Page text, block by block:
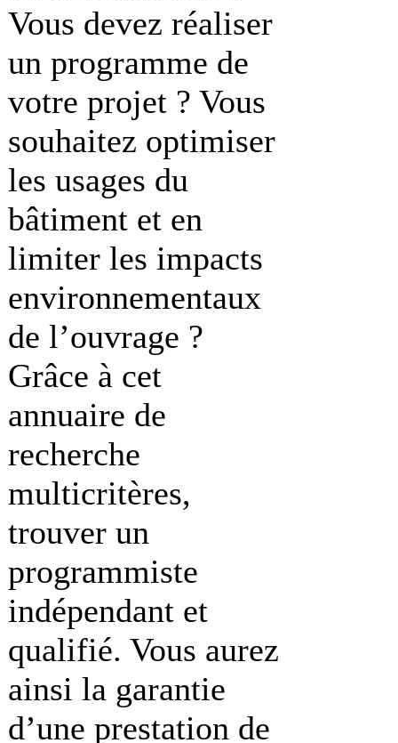
Vous devez réaliser
un programme de
votre projet ? Vous
souhaitez optimiser
les usages du
bâtiment et en
limiter les impacts
environnementaux
de l’ouvrage ?
Grâce à cet
annuaire de
recherche
multicritères,
trouver un
programmiste
indépendant et
qualifié. Vous aurez
ainsi la garantie
d’une prestation de